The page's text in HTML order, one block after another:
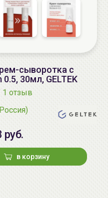
сыворотка с
30мл, GELTEK
1 отзыв
руб.
в корзину